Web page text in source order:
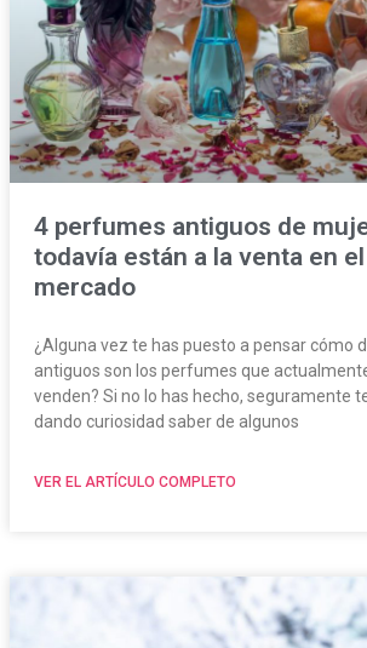
4 perfumes antiguos de
todavía están a la venta en el
mercado
¿Alguna vez te has puesto a pensar cómo
antiguos son los perfumes que
venden? Si no lo has hecho, seguramente
dando curiosidad saber de algunos
VER EL ARTÍCULO COMPLETO